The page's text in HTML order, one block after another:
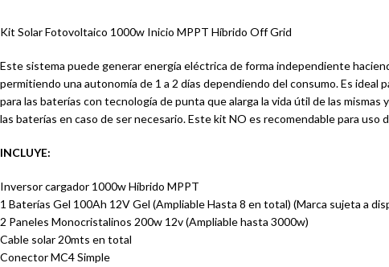
Kit Solar Fotovoltaico 1000w Inicio MPPT Híbrido Off Grid
Este sistema puede generar energía eléctrica de forma independiente
permitiendo una autonomía de 1 a 2 días dependiendo del consumo. Es
para las baterías con tecnología de punta que alarga la vida útil de las
las baterías en caso de ser necesario. Este kit NO es recomendable para uso
INCLUYE:
Inversor cargador 1000w Híbrido MPPT
1 Baterías Gel 100Ah 12V Gel (Ampliable Hasta 8 en total) (Marca sujeta a
2 Paneles Monocristalinos 200w 12v (Ampliable hasta 3000w)
Cable solar 20mts en total
Conector MC4 Simple